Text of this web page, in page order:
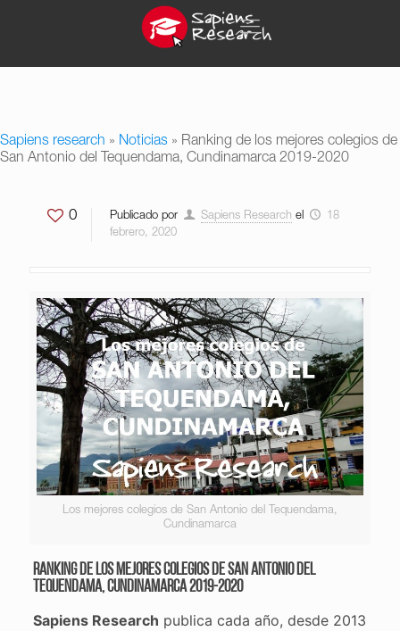
Sapiens research » Noticias » Ranking de los mejores colegios de
San Antonio del Tequendama, Cundinamarca 2019-2020
0 Publicado por Sapiens Research el
18
febrero, 2020
Los mejores colegios de San Antonio del Tequendama,
Cundinamarca
Ranking de los mejores colegios de San Antonio del
Tequendama, Cundinamarca 2019-2020
Sapiens Research publica cada año, desde 2013